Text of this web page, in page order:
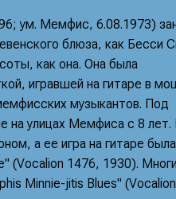
ум. Мемфис, 6.08.1973)
блюза, как Бесси
как она. Она была
игравшей на гитаре в
музыкантов. Под
на улицах Мемфиса с 8 лет.
а ее игра на гитаре была
(Vocalion 1476, 1930).
Minnie-jitis Blues"